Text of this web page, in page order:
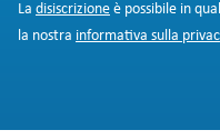
La disiscrizione è possibile in
la nostra informativa sulla